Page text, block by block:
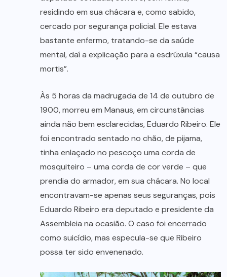
residindo em sua chácara e, como sabido,
cercado por segurança policial. Ele estava
bastante enfermo, tratando-se da saúde
mental, daí a explicação para a esdrúxula “causa
mortis”.
Às 5 horas da madrugada de 14 de outubro de
1900, morreu em Manaus, em circunstâncias
ainda não bem esclarecidas, Eduardo Ribeiro. Ele
foi encontrado sentado no chão, de pijama,
tinha enlaçado no pescoço uma corda de
mosquiteiro – uma corda de cor verde – que
prendia do armador, em sua chácara. No local
encontravam-se apenas seus seguranças, pois
Eduardo Ribeiro era deputado e presidente da
Assembleia na ocasião. O caso foi encerrado
como suicídio, mas especula-se que Ribeiro
possa ter sido envenenado.